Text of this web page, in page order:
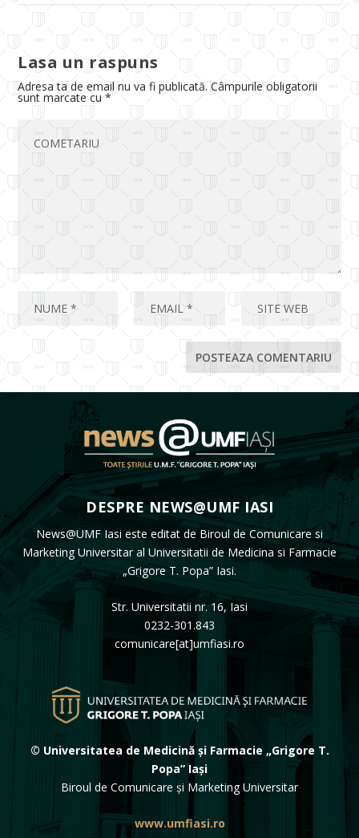
Lasa un raspuns
Adresa ta de email nu va fi publicată. Câmpurile obligatorii
sunt marcate cu*
DESPRE NEWS@UMF IASI
News@UMF Iasi este editat de Biroul de Comunicare si
Marketing Universitar al Universitatii de Medicina si Farmacie
„Grigore T. Popa” Iasi.
Str. Universitatii nr. 16, Iasi
0232-301.843
comunicare[at]umfiasi.ro
© Universitatea de Medicină și Farmacie „Grigore T.
Popa” Iași
Biroul de Comunicare și Marketing Universitar
www.umfiasi.ro